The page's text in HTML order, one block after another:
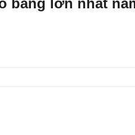
băng lớn nhất